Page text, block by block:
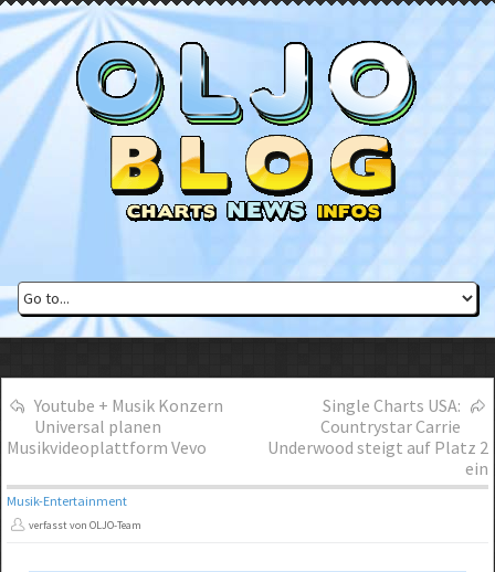
Youtube + Musik Konzern
Universal planen
Musikvideoplattform Vevo
Single Charts USA:
Countrystar Carrie
Underwood steigt auf Platz 2
ein
Musik-Entertainment
verfasst von OLJO-Team